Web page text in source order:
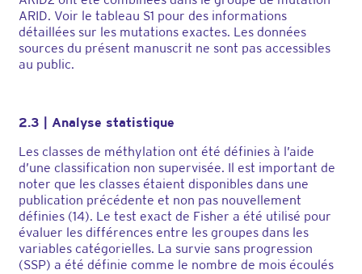
ARID. Voir le tableau S1 pour des informations
détaillées sur les mutations exactes. Les données
sources du présent manuscrit ne sont pas accessibles
au public.
2.3 | Analyse statistique
Les classes de méthylation ont été définies à l’aide
d’une classification non supervisée. Il est important de
noter que les classes étaient disponibles dans une
publication précédente et non pas nouvellement
définies (14). Le test exact de Fisher a été utilisé pour
évaluer les différences entre les groupes dans les
variables catégorielles. La survie sans progression
(SSP) a été définie comme le nombre de mois écoulés